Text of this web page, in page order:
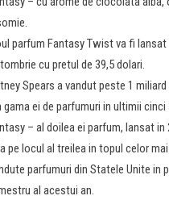
parfum Fantasy Twist va fi lansat
cu pretul de 39,5 dolari.
Spears a vandut peste 1
gama ei de parfumuri in ultimii cinci
– al doilea ei parfum, lansat in
pe locul al treilea in topul celor
parfumuri din Statele Unite in
al acestui an.